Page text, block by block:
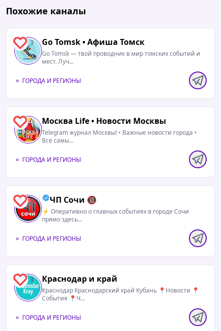
Похожие каналы
3 Go Tomsk • Афиша Томск
Go Tomsk — твой проводник в мир томских событий и
мест. Луч...
ГОРОДА И РЕГИОНЫ
0 Москва Life • Новости Москвы
Telegram журнал Москвы! • Важные новости города •
Все самы...
ГОРОДА И РЕГИОНЫ
5 ЧП Сочи 🔞
⚡️ Оперативно о главных событиях в городе Сочи
прямо здесь...
ГОРОДА И РЕГИОНЫ
3 Краснодар и край
Краснодар Краснодарский край Кубань 📍Новости 📍
События 📍Ч...
ГОРОДА И РЕГИОНЫ